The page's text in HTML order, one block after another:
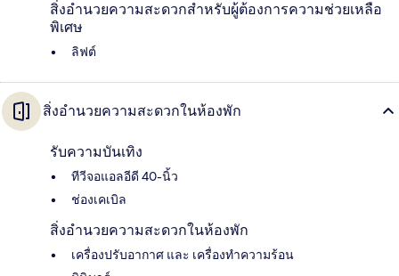
สิ่งอำนวยความสะดวกสำหรับผู้ต้องการความช่วยเหลือ
พิเศษ
ลิฟต์
สิ่งอำนวยความสะดวกในห้องพัก
รับความบันเทิง
ทีวีจอแอลอีดี 40-นิ้ว
ช่องเคเบิล
สิ่งอำนวยความสะดวกในห้องพัก
เครื่องปรับอากาศ และ เครื่องทำความร้อน